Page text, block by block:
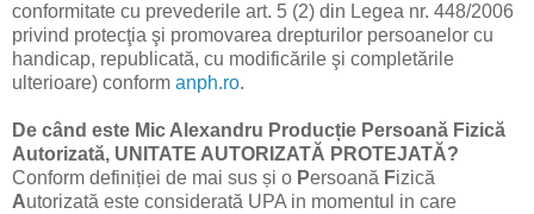
conformitate cu prevederile art. 5 (2) din Legea nr. 448/2006
privind protecţia şi promovarea drepturilor persoanelor cu
handicap, republicată, cu modificările şi completările
ulterioare) conform anph.ro.
De când este Mic Alexandru Producție Persoană Fizică
Autorizată, UNITATE AUTORIZATĂ PROTEJATĂ?
Conform definiției de mai sus și o Persoană Fizică
Autorizată este considerată UPA in momentul in care